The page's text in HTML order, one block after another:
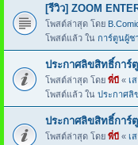
[รีวิว] ZOOM
โพสต์ล่าสุด โดย
โพสต์แล้ว ใน การ์ตูนผู้ช
ประกาศลิขสิทธิ์การ์
โพสต์ล่าสุด โดย พี่บี « เ
โพสต์แล้ว ใน ประกาศลิ
ประกาศลิขสิทธิ์การ์
โพสต์ล่าสุด โดย พี่บี « เ